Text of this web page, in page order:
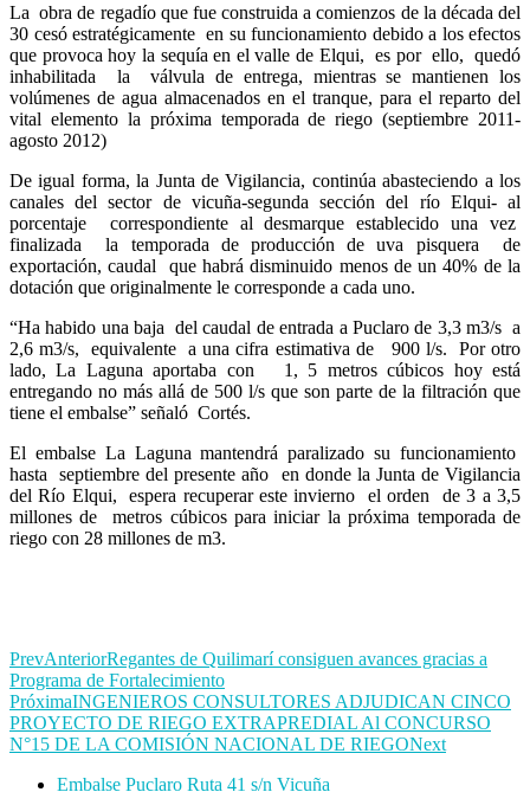
La obra de regadío que fue construida a comienzos de la década del
30 cesó estratégicamente en su funcionamiento debido a los efectos
que provoca hoy la sequía en el valle de Elqui, es por ello, quedó
inhabilitada la válvula de entrega, mientras se mantienen los
volúmenes de agua almacenados en el tranque, para el reparto del
vital elemento la próxima temporada de riego (septiembre 2011-
agosto 2012)
De igual forma, la Junta de Vigilancia, continúa abasteciendo a los
canales del sector de vicuña-segunda sección del río Elqui- al
porcentaje correspondiente al desmarque establecido una vez
finalizada la temporada de producción de uva pisquera de
exportación, caudal que habrá disminuido menos de un 40% de la
dotación que originalmente le corresponde a cada uno.
“Ha habido una baja del caudal de entrada a Puclaro de 3,3 m3/s a
2,6 m3/s, equivalente a una cifra estimativa de 900 l/s. Por otro
lado, La Laguna aportaba con 1, 5 metros cúbicos hoy está
entregando no más allá de 500 l/s que son parte de la filtración que
tiene el embalse” señaló Cortés.
El embalse La Laguna mantendrá paralizado su funcionamiento
hasta septiembre del presente año en donde la Junta de Vigilancia
del Río Elqui, espera recuperar este invierno el orden de 3 a 3,5
millones de metros cúbicos para iniciar la próxima temporada de
riego con 28 millones de m3.
PrevAnteriorRegantes de Quilimarí consiguen avances gracias a
Programa de Fortalecimiento
PróximaINGENIEROS CONSULTORES ADJUDICAN CINCO
PROYECTO DE RIEGO EXTRAPREDIAL Al CONCURSO
N°15 DE LA COMISIÓN NACIONAL DE RIEGONext
Embalse Puclaro Ruta 41 s/n Vicuña